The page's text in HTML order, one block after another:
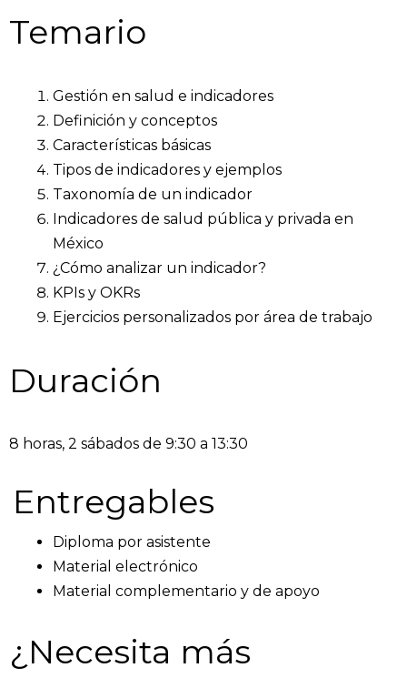
Temario
Gestión en salud e indicadores
Definición y conceptos
Características básicas
Tipos de indicadores y ejemplos
Taxonomía de un indicador
Indicadores de salud pública y privada en
México
¿Cómo analizar un indicador?
KPIs y OKRs
Ejercicios personalizados por área de trabajo
Duración
8 horas, 2 sábados de 9:30 a 13:30
Entregables
Diploma por asistente
Material electrónico
Material complementario y de apoyo
¿Necesita más